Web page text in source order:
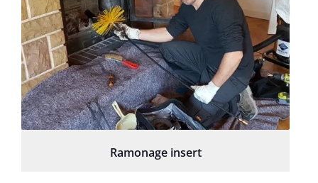
Ramonage insert